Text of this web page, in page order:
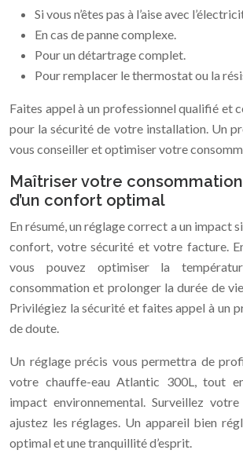
Si vous n’êtes pas à l’aise avec
En cas de panne complexe.
Pour un détartrage complet.
Pour remplacer le thermostat ou la
Faites appel à un professionnel qualifié et
pour la sécurité de votre installation. Un
vous conseiller et optimiser votre
Maîtriser votre
d’un confort optimal
En résumé, un réglage correct a un impact
confort, votre sécurité et votre facture.
vous pouvez optimiser la
consommation et prolonger la durée de
Privilégiez la sécurité et faites appel à un
de doute.
Un réglage précis vous permettra de
votre chauffe-eau Atlantic 300L, tout
impact environnemental. Surveillez
ajustez les réglages. Un appareil bien
optimal et une tranquillité d’esprit.